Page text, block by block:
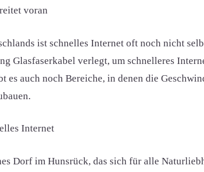
voran
ist schnelles Internet oft noch nicht
Glasfaserkabel verlegt, um schnelleres
auch noch Bereiche, in denen die
Internet
Dorf im Hunsrück, das sich für alle